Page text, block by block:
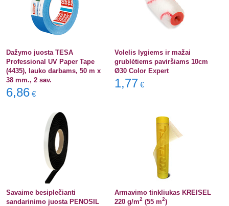
Dažymo juosta TESA
Professional UV Paper Tape
(4435), lauko darbams, 50 m x
38 mm., 2 sav.
6,86 €
Volelis lygiems ir mažai
grublėtiems paviršiams 10cm
Ø30 Color Expert
1,77 €
Savaime besiplečianti
sandarinimo juosta PENOSIL
Armavimo tinkliukas KREISEL
220 g/m2(55 m2)